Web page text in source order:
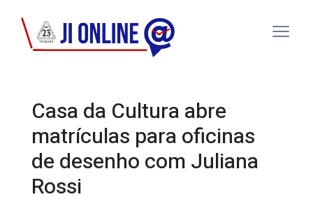
Casa da Cultura abre
matrículas para oficinas
de desenho com Juliana
Rossi